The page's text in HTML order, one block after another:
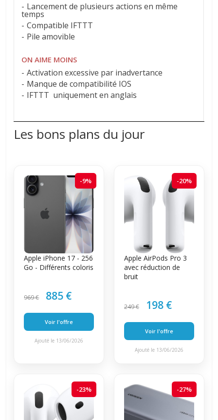
Lancement de plusieurs actions en même
temps
Compatible IFTTT
Pile amovible
ON AIME MOINS
Activation excessive par inadvertance
Manque de compatibilité IOS
IFTTT uniquement en anglais
Les bons plans du jour
-9%
Apple iPhone 17 - 256
Go - Différents coloris
969 € 885 €
Voir l'offre
Ajouté le 13/06/2026
-20%
Apple AirPods Pro 3
avec réduction de
bruit
249 € 198 €
Voir l'offre
Ajouté le 13/06/2026
-23% -27%